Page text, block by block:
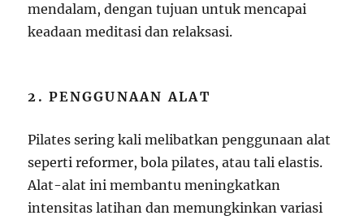
mendalam, dengan tujuan untuk mencapai
keadaan meditasi dan relaksasi.
2. PENGGUNAAN ALAT
Pilates sering kali melibatkan penggunaan alat
seperti reformer, bola pilates, atau tali elastis.
Alat-alat ini membantu meningkatkan
intensitas latihan dan memungkinkan variasi